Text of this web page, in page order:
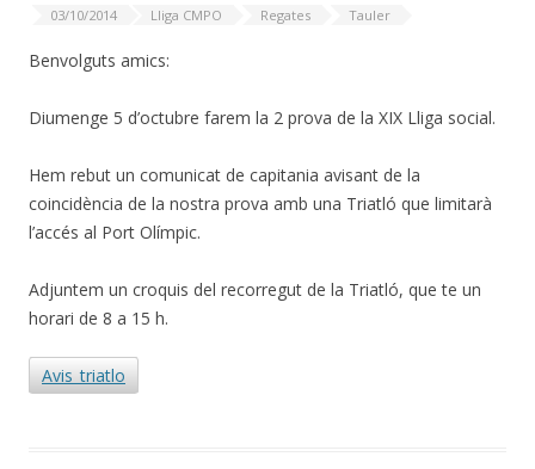
03/10/2014 Lliga CMPO Regates Tauler
Benvolguts amics:
Diumenge 5 d’octubre farem la 2 prova de la XIX Lliga social.
Hem rebut un comunicat de capitania avisant de la
coincidència de la nostra prova amb una Triatló que limitarà
l’accés al Port Olímpic.
Adjuntem un croquis del recorregut de la Triatló, que te un
horari de 8 a 15 h.
Avis_triatlo